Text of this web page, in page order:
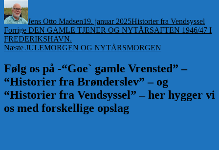
Jens Otto Madsen19. januar 2025Historier fra Vendsyssel
Indlægsnavigation
Forrige Forrige
indlæg:
DEN GAMLE TJENER OG NYTÅRSAFTEN 1946/47 I
FREDERIKSHAVN.
Næste Næste
JULEMORGEN OG NYTÅRSMORGEN
Følg os på -“Goe` gamle Vrensted” –
“Historier fra Brønderslev” – og
“Historier fra Vendsyssel” – her hygger vi
os med forskellige opslag